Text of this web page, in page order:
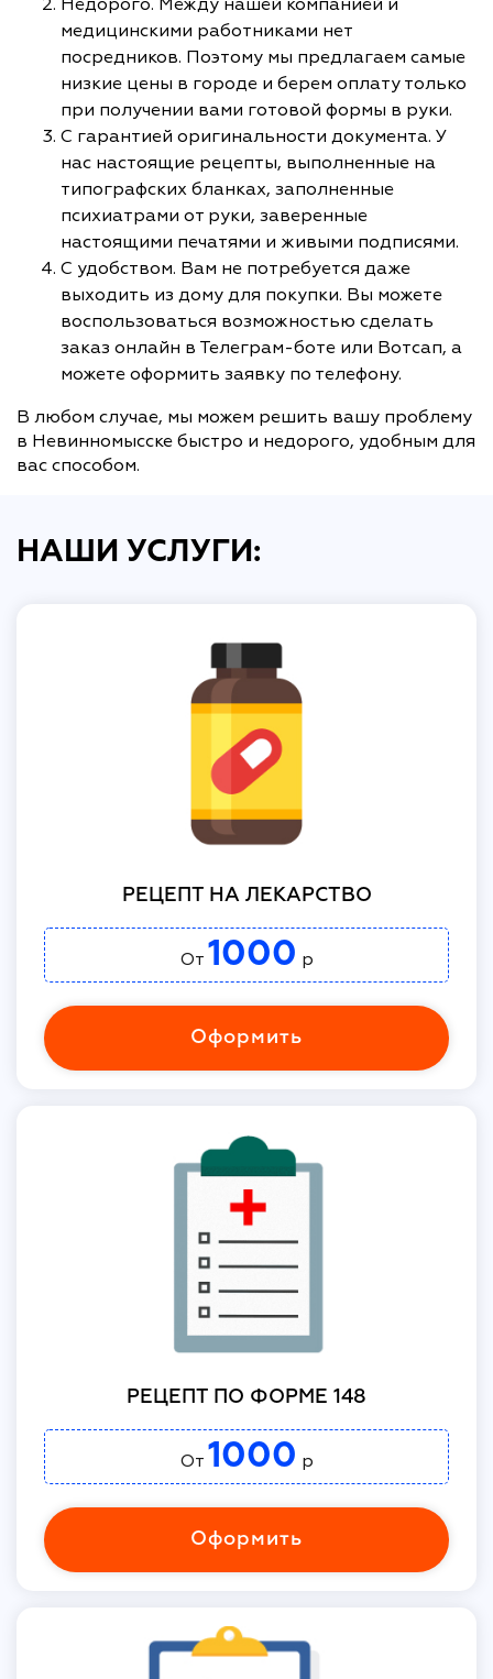
медицинскими работниками нет
посредников. Поэтому мы предлагаем самые
низкие цены в городе и берем оплату только
при получении вами готовой формы в руки.
С гарантией оригинальности документа. У
нас настоящие рецепты, выполненные на
типографских бланках, заполненные
психиатрами от руки, заверенные
настоящими печатями и живыми подписями.
С удобством. Вам не потребуется даже
выходить из дому для покупки. Вы можете
воспользоваться возможностью сделать
заказ онлайн в Телеграм-боте или Вотсап, а
можете оформить заявку по телефону.
В любом случае, мы можем решить вашу проблему
в Невинномысске быстро и недорого, удобным для
вас способом.
НАШИ УСЛУГИ:
РЕЦЕПТ НА ЛЕКАРСТВО
От 1000 р
Оформить
РЕЦЕПТ ПО ФОРМЕ 148
От 1000 р
Оформить